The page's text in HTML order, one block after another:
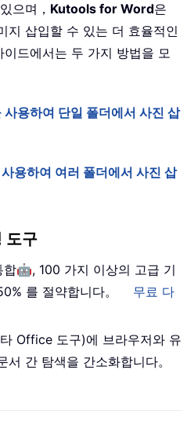
으며， Kutools for Word은
지 삽입할 수 있는 더 효율적인
드에서는 두 가지 방법을 모
용하여 단일 폴더에서 사진 삽
용하여 여러 폴더에서 사진 삽
도구
합🤖, 100 가지 이상의 고급 기
를 절약합니다。
무료 다
Office 도구)에 브라우저와 유
간 탐색을 간소화합니다。